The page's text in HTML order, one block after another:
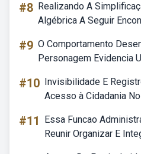
#8 Realizando A
Algébrica A Seguir
#9 O Comportamento
Personagem Evidencia
#10 Invisibilidade E
Acesso à Cidadania
#11
Essa Funcao
Reunir Organizar E